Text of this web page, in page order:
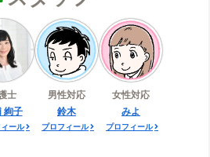
士
絢子
ール
男性対応
鈴木
プロフィール
女性対応
みよ
プロフィール